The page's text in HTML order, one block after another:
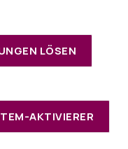
LÖSEN
AKTIVIERER